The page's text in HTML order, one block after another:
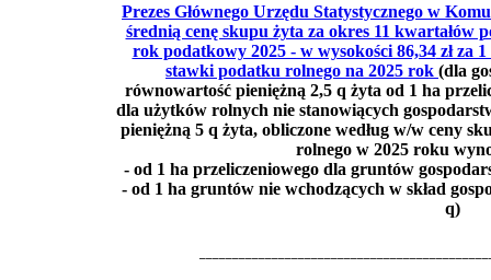
Prezes Głównego Urzędu Statystycznego w
średnią cenę skupu żyta za okres 11 kwartałów
rok podatkowy 2025 - w wysokości 86,34zł za 1
stawki podatku rolnego na 2025 rok (dla
równowartość pieniężną 2,5 q żyta od 1 ha
dla użytków rolnych nie stanowiących
pieniężną 5 q żyta, obliczone według w/w ceny
rolnego w 2025 roku
- od 1 ha przeliczeniowego dla gruntów
- od 1 ha gruntów nie wchodzących w skład
q)